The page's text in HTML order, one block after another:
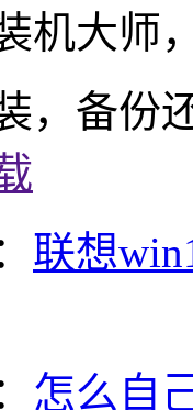
机大师
，备份
联想
怎么自